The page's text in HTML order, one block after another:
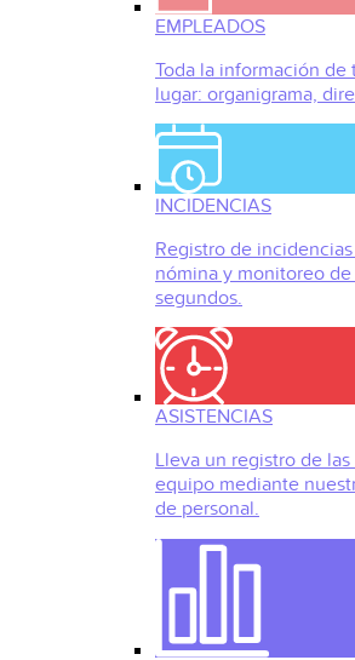
EMPLEADOS
Toda la información de
lugar: organigrama,
INCIDENCIAS
Registro de
nómina y monitoreo
segundos.
ASISTENCIAS
Lleva un registro de
equipo mediante
de personal.